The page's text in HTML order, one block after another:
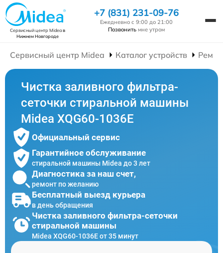
Сервисный центр Mideaв
Нижнем Новгороде
+7 (831) 231-09-76
Ежедневно с 9:00 до 21:00
Позвонить мне утром
Сервисный центр Midea Каталог устройств
Чистка заливного фильтра-
сеточки стиральной машины
Midea XQG60-1036E
Официальный сервис
Гарантийное обслуживание
стиральной машины Midea до 3 лет
Диагностика за наш счет,
ремонт по желанию
Бесплатный выезд курьера
в день обращения
Чистка заливного фильтра-сеточки
стиральной машины
Midea XQG60-1036E от 35 минут